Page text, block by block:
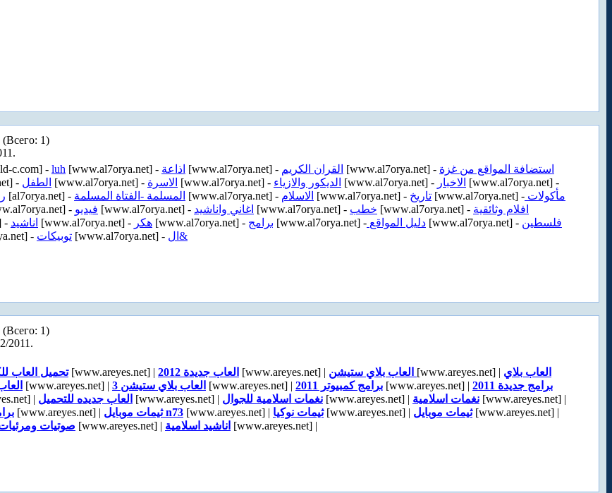
(Всего: 1)
c.com] - luh [www.al7orya.net] - اذاعة [www.al7orya.net] - القران الكريم [www.al7orya.net] - استضافة المواقع من غزة
- الطفل [www.al7orya.net] - الاسرة [www.al7orya.net] - الديكور والازياء [www.al7orya.net] - الاخبار [www.al7orya.net] -
[al7orya.net] - المسلمة -الفتاة المسلمة [www.al7orya.net] - الاسلام [www.al7orya.net] - تاريخ [www.al7orya.net] -
- فيديو [www.al7orya.net] - اغاني واناشيد [www.al7orya.net] - خطب [www.al7orya.net] - افلام وثائقية
- اناشيد [www.al7orya.net] - هكر [www.al7orya.net] - برامج [www.al7orya.net] - دليل المواقع [www.al7orya.net] - فلسطين
- توبيكات [www.al7orya.net] - ال&
(Всего: 1)
2011.
تحميل العاب[www.areyes.net] | العاب جديدة 2012 [www.areyes.net] | [www.areyes.net] | العاب بلاي
[www.areyes.net] | العاب بلاي ستيشن 3 [www.areyes.net] | برامج كمبيوتر 2011 [www.areyes.net] |
برامج جديدة 2011
| العاب جديده للتحميل [www.areyes.net] | نغمات اسلامية للجوال [www.areyes.net] | نغمات اسلامية [www.areyes.net] |
[www.areyes.net] | ثيمات موبايل n73 [www.areyes.net] | ثيمات نوكيا[www.areyes.net] | ثيمات موبايل[www.areyes.net] |
صوتيات [www.areyes.net] | اناشيد اسلامية [www.areyes.net] |